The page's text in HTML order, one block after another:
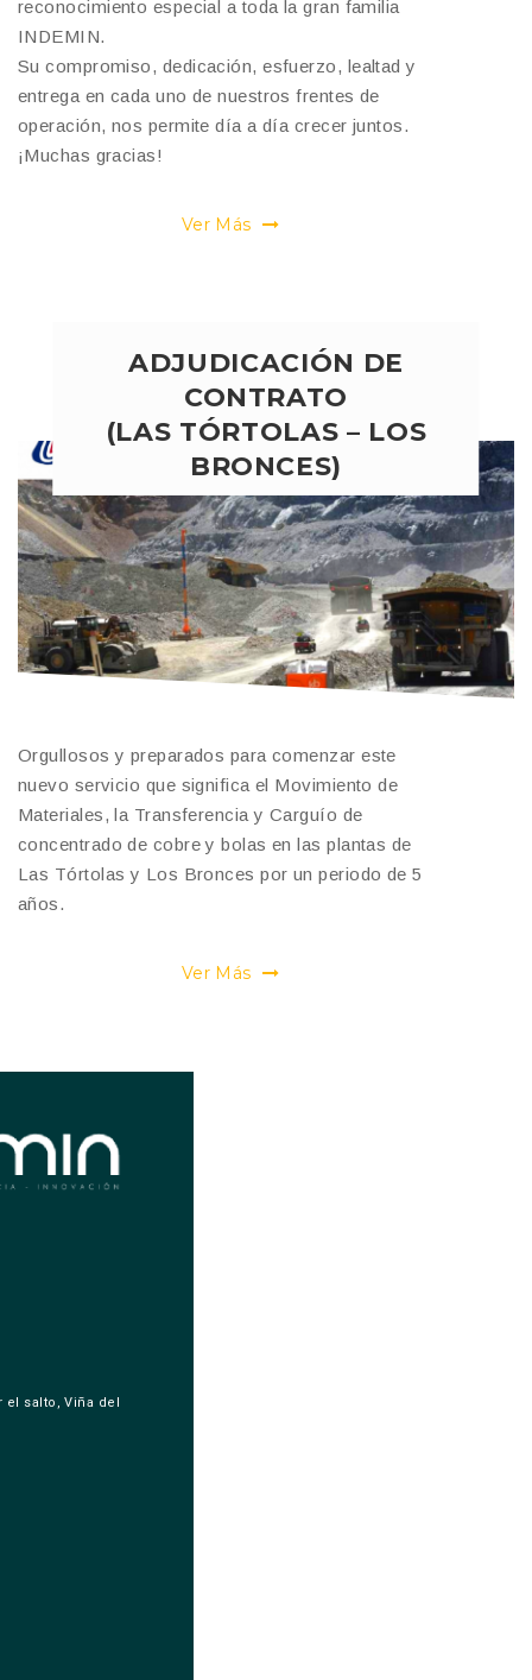
reconocimiento especial a toda la gran familia
INDEMIN.
Su compromiso, dedicación, esfuerzo, lealtad y
entrega en cada uno de nuestros frentes de
operación, nos permite día a día crecer juntos.
¡Muchas gracias!
Ver Más
ADJUDICACIÓN DE
CONTRATO
(LAS TÓRTOLAS – LOS
BRONCES)
Orgullosos y preparados para comenzar este
nuevo servicio que significa el Movimiento de
Materiales, la Transferencia y Carguío de
concentrado de cobre y bolas en las plantas de
Las Tórtolas y Los Bronces por un periodo de 5
años.
Ver Más
salto, Viña del